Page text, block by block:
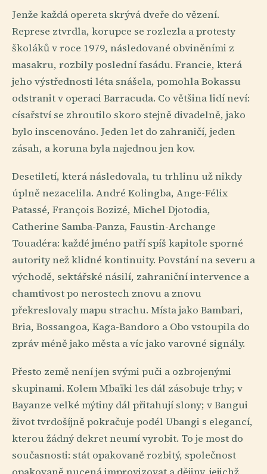
Jenže každá opereta skrývá dveře do vězení.
Represe ztvrdla, korupce se rozlezla a protesty
školáků v roce 1979, následované obviněními z
masakru, rozbily poslední fasádu. Francie, která
jeho výstřednosti léta snášela, pomohla Bokassu
odstranit v operaci Barracuda. Co většina lidí neví:
císařství se zhroutilo skoro stejně divadelně, jako
bylo inscenováno. Jeden let do zahraničí, jeden
zásah, a koruna byla najednou jen kov.
Desetiletí, která následovala, tu trhlinu už nikdy
úplně nezacelila. André Kolingba, Ange-Félix
Patassé, François Bozizé, Michel Djotodia,
Catherine Samba-Panza, Faustin-Archange
Touadéra: každé jméno patří spíš kapitole sporné
autority než klidné kontinuity. Povstání na severu a
východě, sektářské násilí, zahraniční intervence a
chamtivost po nerostech znovu a znovu
překreslovaly mapu strachu. Místa jako Bambari,
Bria, Bossangoa, Kaga-Bandoro a Obo vstoupila do
zpráv méně jako města a víc jako varovné signály.
Přesto země není jen svými puči a ozbrojenými
skupinami. Kolem Mbaïki les dál zásobuje trhy; v
Bayanze velké mýtiny dál přitahují slony; v Bangui
život tvrdošíjně pokračuje podél Ubangi s elegancí,
kterou žádný dekret neumí vyrobit. To je most do
současnosti: stát opakovaně rozbitý, společnost